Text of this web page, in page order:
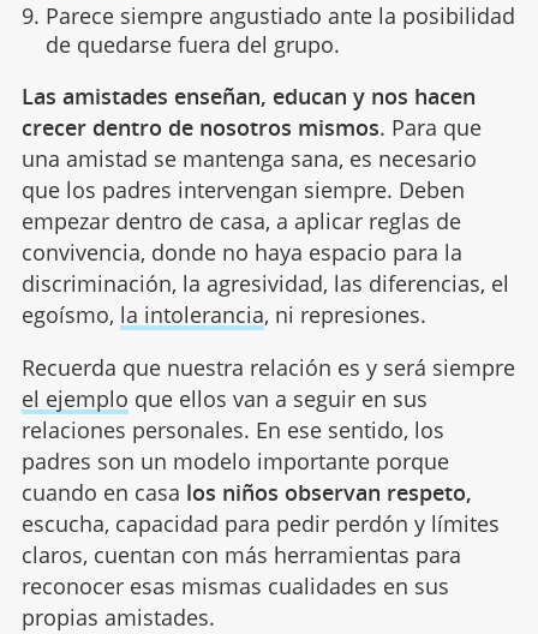
Parece siempre angustiado ante la posibilidad
de quedarse fuera del grupo.
Las amistades enseñan, educan y nos hacen
crecer dentro de nosotros mismos. Para que
una amistad se mantenga sana, es necesario
que los padres intervengan siempre. Deben
empezar dentro de casa, a aplicar reglas de
convivencia, donde no haya espacio para la
discriminación, la agresividad, las diferencias, el
egoísmo, la intolerancia, ni represiones.
Recuerda que nuestra relación es y será siempre
el ejemplo que ellos van a seguir en sus
relaciones personales. En ese sentido, los
padres son un modelo importante porque
cuando en casa los niños observan respeto,
escucha, capacidad para pedir perdón y límites
claros, cuentan con más herramientas para
reconocer esas mismas cualidades en sus
propias amistades.